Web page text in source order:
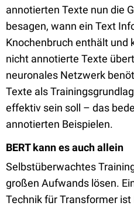
annotierten Texte nun die
besagen, wann ein Text
Knochenbruch enthält und
nicht annotierte Texte
neuronales Netzwerk
Texte als
effektiv sein soll – das
annotierten Beispielen.
BERT kann es auch allein
Selbstüberwachtes
großen Aufwands lösen.
Technik für Transformer ist